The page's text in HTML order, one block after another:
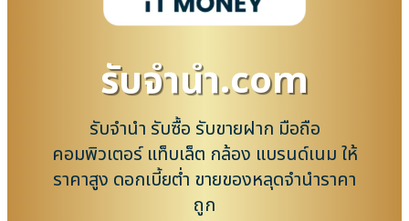
รับจํานํา.com
รับจำนำ รับซื้อ รับขายฝาก มือถือ
คอมพิวเตอร์ แท็บเล็ต กล้อง แบรนด์เนม ให้
ราคาสูง ดอกเบี้ยต่ำ ขายของหลุดจำนำราคา
ถูก